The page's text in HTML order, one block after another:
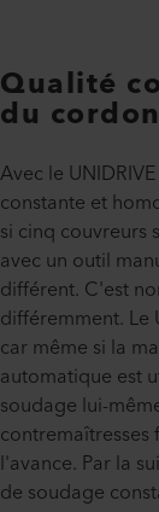
Qualité
du
Avec le
constante et
si cinq couvreurs
avec un outil
différent. C'est
différemment. Le
car même si la
automatique est
soudage lui-
l'avance. Par la
de soudage